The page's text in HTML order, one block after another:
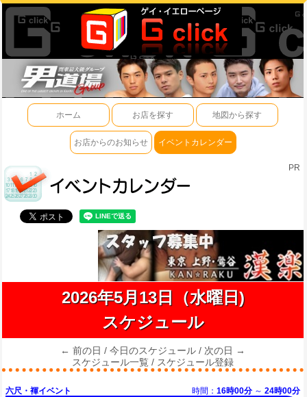
ホーム お店を探す 地図から探す
お店からのお知らせ イベントカレンダー
PR
2026年5月13日（水曜日)
スケジュール
← 前の日 / 今日のスケジュール / 次の日 →
スケジュール一覧 / スケジュール登録
六尺・褌イベント 時間： 16時00分 ～ 24時00分